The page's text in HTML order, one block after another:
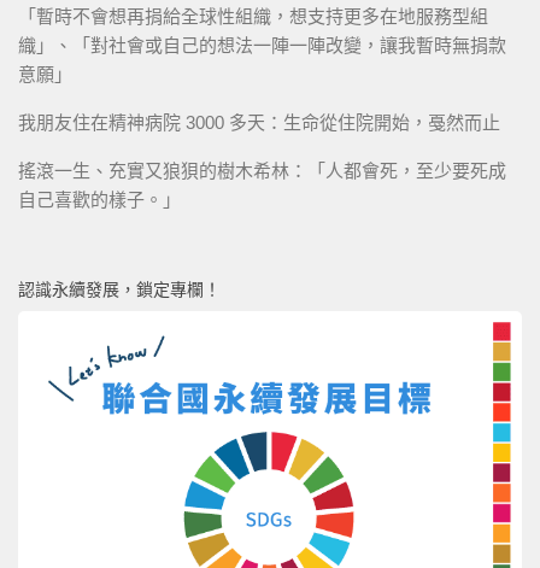
「暫時不會想再捐給全球性組織，想支持更多在地服務型組
織」、「對社會或自己的想法一陣一陣改變，讓我暫時無捐款
意願」
我朋友住在精神病院 3000 多天：生命從住院開始，戞然而止
搖滾一生、充實又狼狽的樹木希林：「人都會死，至少要死成
自己喜歡的樣子。」
認識永續發展，鎖定專欄！